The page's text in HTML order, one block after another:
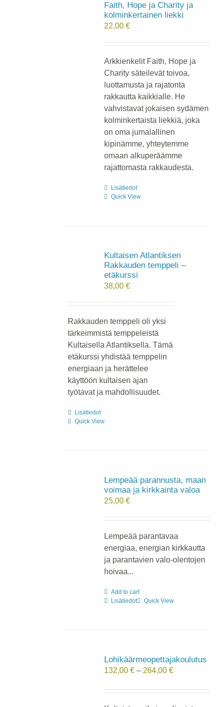
Faith, Hope ja Charity ja
kolminkertainen liekki
22,00€
Arkkienkelit Faith, Hope ja
Charity säteilevät toivoa,
luottamusta ja rajatonta
rakkautta kaikkialle. He
vahvistavat jokaisen sydämen
kolminkertaista liekkiä, joka
on oma jumalallinen
kipinämme, yhteytemme
omaan alkuperäämme
rajattomasta rakkaudesta.
Lisätiedot
Quick View
Kultaisen Atlantiksen
Rakkauden temppeli –
etäkurssi
38,00€
Rakkauden temppeli oli yksi
tärkeimmistä temppeleistä
Kultaisella Atlantiksella. Tämä
etäkurssi yhdistää temppelin
energiaan ja herättelee
käyttöön kultaisen ajan
työtavat ja mahdollisuudet.
Lisätiedot
Quick View
Lempeää parannusta, maan
voimaa ja kirkkainta valoa
25,00€
Lempeää parantavaa
energiaa, energian kirkkautta
ja parantavien valo-olentojen
hoivaa...
Add to cart
Lisätiedot
Quick View
Lohikäärmeopettajakoulutus
132,00€ – 264,00€Hintaluokka:
-
264,00 €